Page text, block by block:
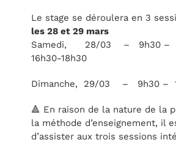
Le stage se déroulera en 3
les 28 et 29 mars
Samedi, 28/03 – 9h30 –
16h30-18h30
Dimanche, 29/03 – 9h30 –
🔺 En raison de la nature de la
la méthode d’enseignement, il
d’assister aux trois sessions